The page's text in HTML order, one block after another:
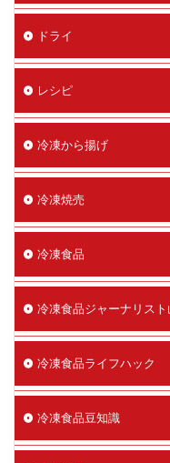
ドライ
レシピ
冷凍から揚げ
冷凍焼売
冷凍食品
冷凍食品ジャーナリスト
冷凍食品ライフハック
冷凍食品豆知識